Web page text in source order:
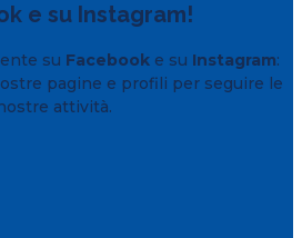
e su Instagram!
su Facebook e su Instagram:
pagine e profili per seguire le
attività.